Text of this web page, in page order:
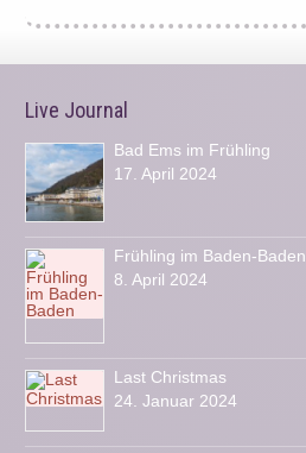
Live Journal
Bad Ems im Frühling
17. April 2024
Frühling im Baden-Baden
8. April 2024
Last Christmas
24. Januar 2024